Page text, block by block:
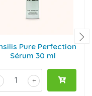
Pure Perfection
Sérum 30 ml
+